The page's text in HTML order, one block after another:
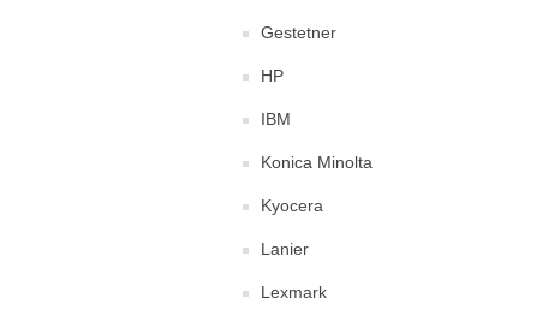
Gestetner
HP
IBM
Konica Minolta
Kyocera
Lanier
Lexmark